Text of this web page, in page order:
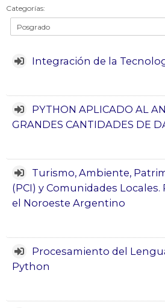
Escuelas
Esc. Minas
Institutos
cursos
Categorías:
Integración de la
PYTHON APLICADO AL
GRANDES CANTIDADES DE
Turismo, Ambiente,
(PCI) y Comunidades Locales.
el Noroeste Argentino
Procesamiento del
Python